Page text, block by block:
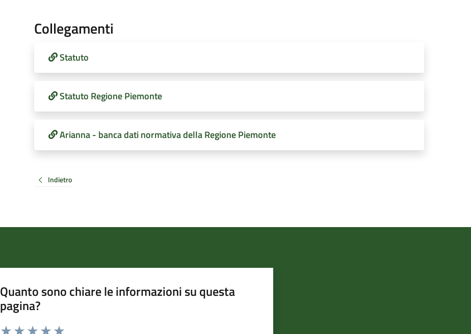
Collegamenti
Statuto
Statuto Regione Piemonte
Arianna - banca dati normativa della Regione Piemonte
Indietro
Quanto sono chiare le informazioni su questa
pagina?
Valuta da 1 a 5 stelle la pagina